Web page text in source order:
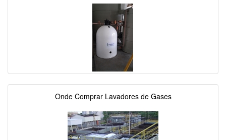
Onde Comprar Lavadores de Gases